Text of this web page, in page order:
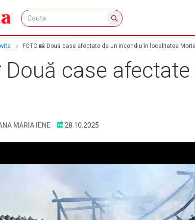
FOTO 📸 Două case afectate de un incendiu în localitatea
Două case
MARIA IENE 28.10.2025